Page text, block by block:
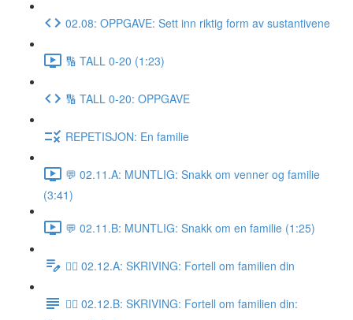
02.08: OPPGAVE: Sett inn riktig form av sustantivene
🔢 TALL 0-20 (1:23)
🔢 TALL 0-20: OPPGAVE
REPETISJON: En familie
💬 02.11.A: MUNTLIG: Snakk om venner og familie
(3:41)
💬 02.11.B: MUNTLIG: Snakk om en familie (1:25)
✍🏼 02.12.A: SKRIVING: Fortell om familien din
✍🏼 02.12.B: SKRIVING: Fortell om familien din: